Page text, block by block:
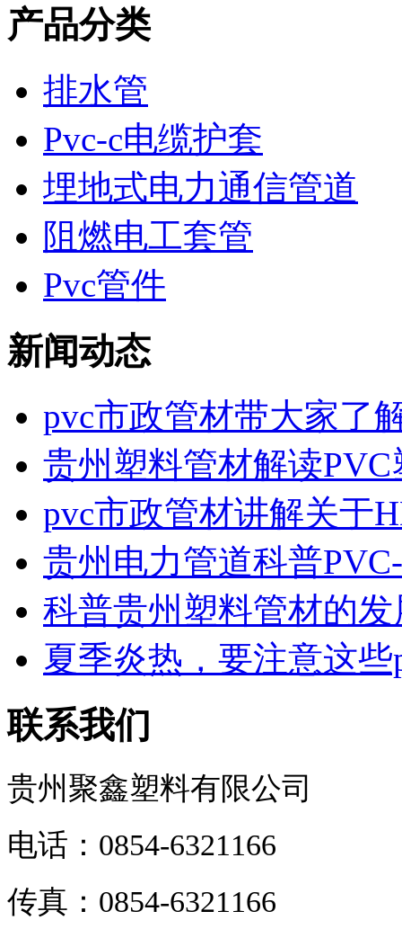
产品分类
排水管
Pvc-c电缆护套
埋地式电力通信管道
阻燃电工套管
Pvc管件
新闻动态
pvc市政管材带大家了
贵州塑料管材解读PVC
pvc市政管材讲解关于
贵州电力管道科普
科普贵州塑料管材的发
夏季炎热，要注意这些
联系我们
贵州聚鑫塑料有限公司
电话：0854-6321166
传真：0854-6321166